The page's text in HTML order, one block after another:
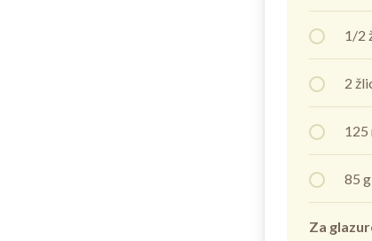
1/2
2
125
85
Za